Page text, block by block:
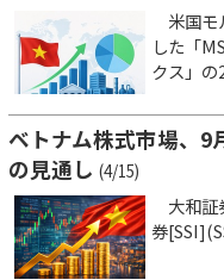
米国モ
した「
クス」の
ベトナム株式市場、
の見通し (4/15)
大和証
券